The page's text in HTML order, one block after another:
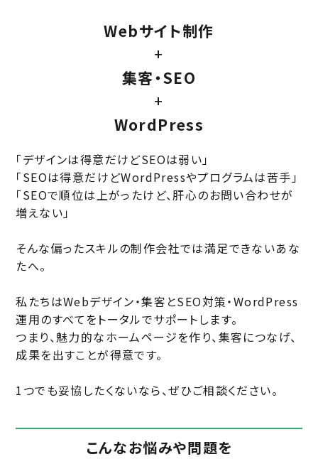
Webサイト制作
+
集客・SEO
+
WordPress
「デザインは得意だけどSEOは弱い」
「SEOは得意だけどWordPressやプログラムは苦手」
「SEOで順位は上がったけど、肝心のお問い合わせが
増えない」
そんな偏ったスキルの制作会社では満足できないあな
たへ。
私たちはWebデザイン・集客とSEO対策・WordPress
運用のすべてをトータルでサポートします。
つまり、魅力的なホームページを作り、集客につなげ、
成果を出すことが得意です。
1つでも妥協したくないなら、ぜひご相談ください。
こんなお悩みや問題を